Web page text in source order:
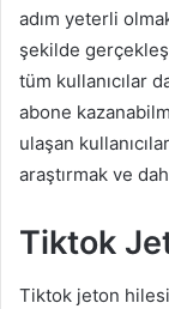
adım yeterli
şekilde
tüm kullanıcılar
abone
ulaşan
araştırmak ve
Tiktok
Tiktok jeton